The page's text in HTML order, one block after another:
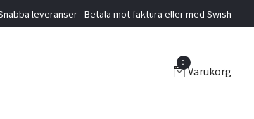
leveranser - Betala mot faktura eller med Swish
0
Varukorg